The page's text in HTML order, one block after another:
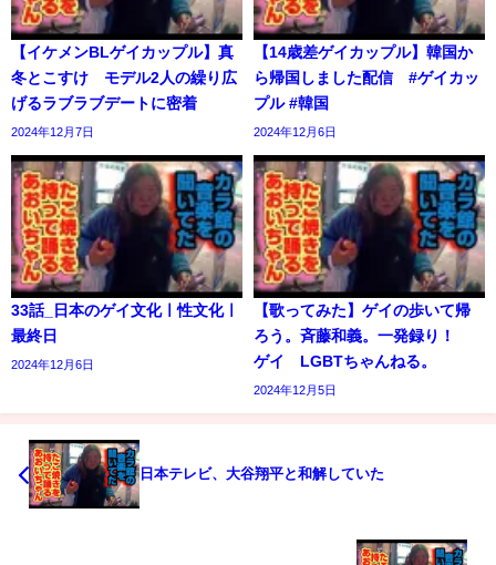
【イケメンBLゲイカップル】真
冬とこすけ モデル2人の繰り広
げるラブラブデートに密着
2024年12月7日
【14歳差ゲイカップル】韓国か
ら帰国しました配信 #ゲイカッ
プル #韓国
2024年12月6日
33話_日本のゲイ文化ㅣ性文化ㅣ
最終日
2024年12月6日
【歌ってみた】ゲイの歩いて帰
ろう。斉藤和義。一発録り！
ゲイ LGBTちゃんねる。
2024年12月5日
日本テレビ、大谷翔平と和解していた